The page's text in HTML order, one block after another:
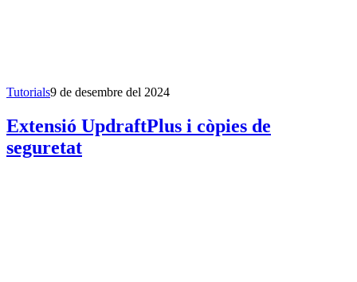
Tutorials9 de desembre del 2024
Extensió UpdraftPlus i còpies de
seguretat